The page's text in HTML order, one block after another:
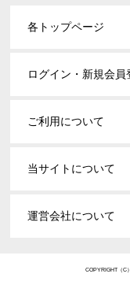
各トップページ
ログイン・新規会員
ご利用について
当サイトについて
運営会社について
COPYRIGHT（C